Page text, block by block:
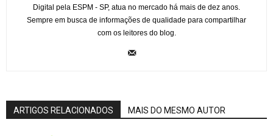
Digital pela ESPM - SP, atua no mercado há mais de dez anos.
Sempre em busca de informações de qualidade para compartilhar
com os leitores do blog.
ARTIGOS RELACIONADOS MAIS DO MESMO AUTOR